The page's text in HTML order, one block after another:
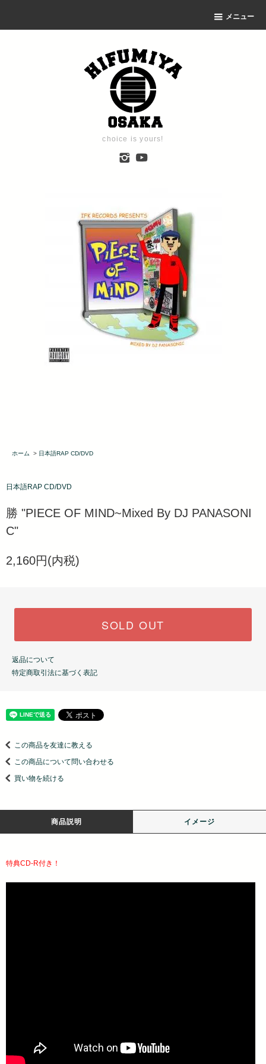
メニュー
choice is yours!
ホーム > 日本語RAP CD/DVD
日本語RAP CD/DVD
勝 "PIECE OF MIND~Mixed By DJ PANASONI
C"
2,160円(内税)
SOLD OUT
返品について
特定商取引法に基づく表記
この商品を友達に教える
この商品について問い合わせる
買い物を続ける
商品説明 イメージ
特典CD-R付き！